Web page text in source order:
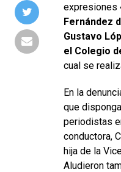
expresiones
Fernández
Gustavo
el Colegio
cual se
En la
que
periodistas
conductora,
hija de la
Aludieron